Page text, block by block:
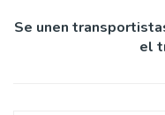
Se unen
el